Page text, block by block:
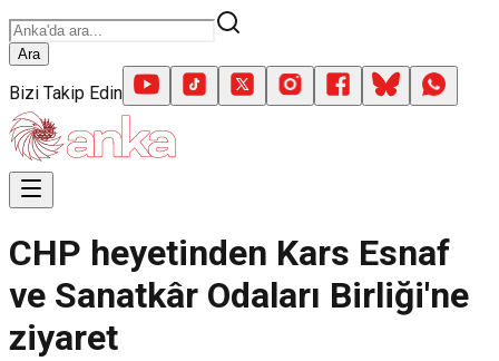
Ara
Bizi Takip Edin
CHP heyetinden Kars Esnaf
ve Sanatkâr Odaları Birliği'ne
ziyaret